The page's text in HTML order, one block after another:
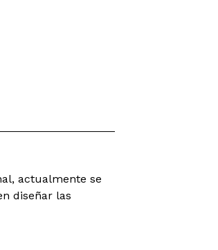
actualmente se
diseñar las